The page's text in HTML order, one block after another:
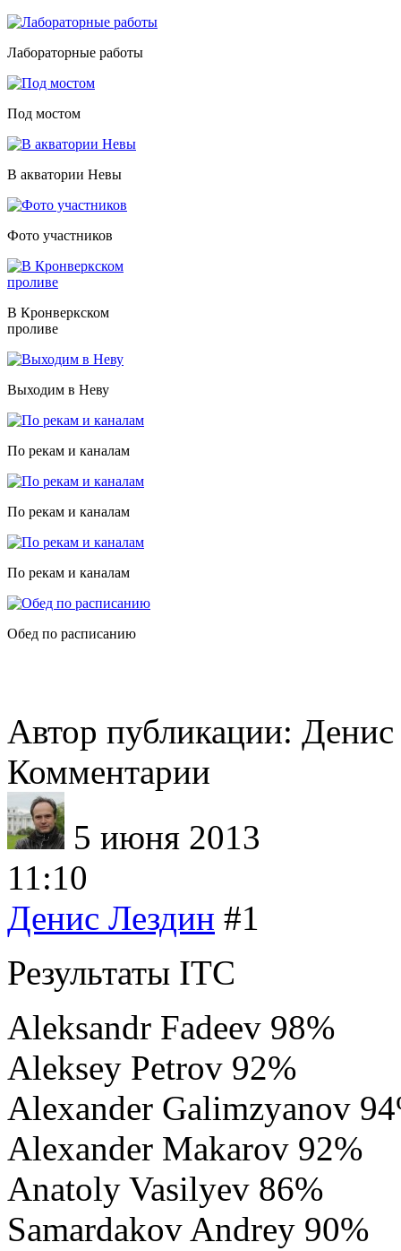
Лабораторные работы
Под мостом
В акватории Невы
Фото участников
В Кронверкском
проливе
Выходим в Неву
По рекам и каналам
По рекам и каналам
По рекам и каналам
Обед по расписанию
Автор публикации:
Комментарии
5 июня 2013
11:10
Денис Лездин #1
Результаты ITC
Aleksandr Fadeev 98%
Aleksey Petrov 92%
Alexander Galimzyanov
Alexander Makarov 92%
Anatoly Vasilyev 86%
Samardakov Andrey 90%